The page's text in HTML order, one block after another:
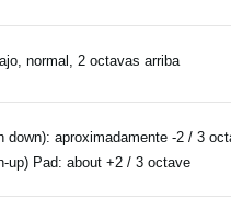
normal, 2 octavas arriba
down): aproximadamente -2 / 3
up) Pad: about +2 / 3 octave